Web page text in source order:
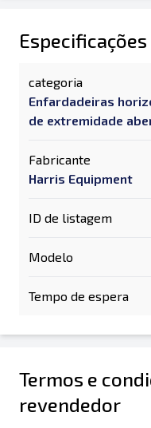
Especificações
categoria
Enfardadeiras
de extremidade
Fabricante
Harris Equipment
ID de listagem
Modelo
Tempo de espera
Termos e
revendedor